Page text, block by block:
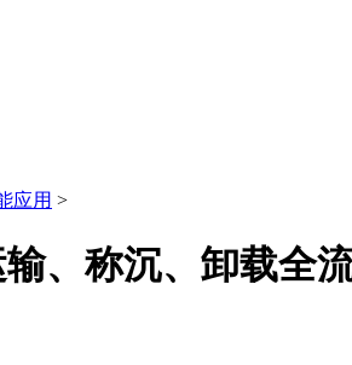
应用 >
、称沉、卸载全